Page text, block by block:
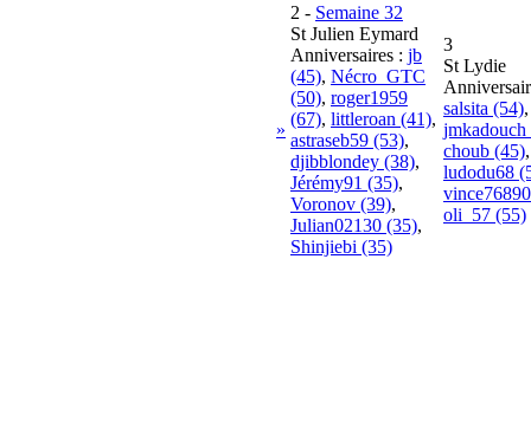
»
2 - Semaine 32
St Julien Eymard
Anniversaires : jb
(45), Nécro_GTC
(50), roger1959
(67), littleroan (41),
astraseb59 (53),
djibblondey (38),
Jérémy91 (35),
Voronov (39),
Julian02130 (35),
Shinjiebi (35)
3
St Lydie
salsita (54),
jmkadouch
choub (45),
ludodu68
oli_57 (55)